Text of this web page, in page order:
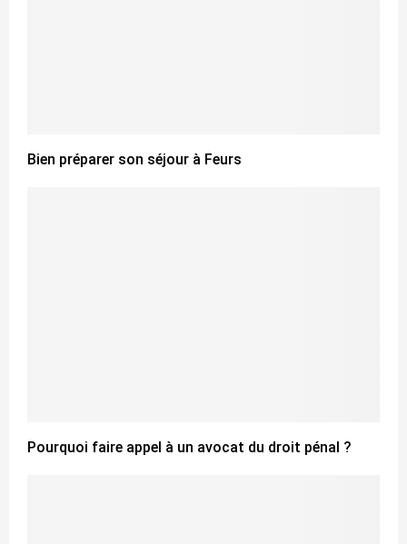
Bien préparer son séjour à Feurs
Pourquoi faire appel à un avocat du droit pénal ?